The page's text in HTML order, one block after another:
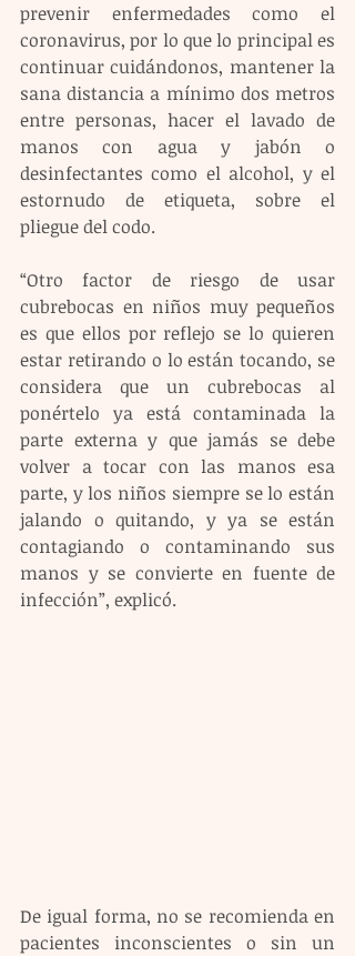
prevenir enfermedades como el
coronavirus, por lo que lo principal es
continuar cuidándonos, mantener la
sana distancia a mínimo dos metros
entre personas, hacer el lavado de
manos con agua y jabón o
desinfectantes como el alcohol, y el
estornudo de etiqueta, sobre el
pliegue del codo.
“Otro factor de riesgo de usar
cubrebocas en niños muy pequeños
es que ellos por reflejo se lo quieren
estar retirando o lo están tocando, se
considera que un cubrebocas al
ponértelo ya está contaminada la
parte externa y que jamás se debe
volver a tocar con las manos esa
parte, y los niños siempre se lo están
jalando o quitando, y ya se están
contagiando o contaminando sus
manos y se convierte en fuente de
infección”, explicó.
De igual forma, no se recomienda en
pacientes inconscientes o sin un